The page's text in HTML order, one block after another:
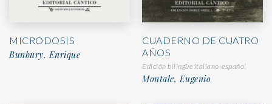
MICRODOSIS
Bunbury, Enrique
CUADERNO DE CUATRO
AÑOS
Edición bilingüe italiano-español
Montale, Eugenio